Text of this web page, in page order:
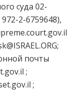
суда 02-
2-6759648),
почты
;
;